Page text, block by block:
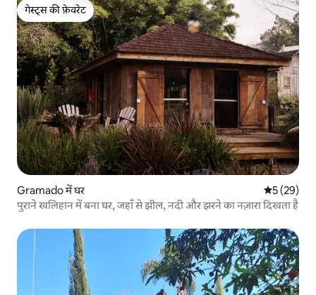
गेस्ट्स की फ़ेवरेट
गेस्ट्स की फ़ेवरेट
Gramado में घर औसत रेटिंग
5 (29)
पुराने खलिहान में बना घर, जहाँ से झील, नदी और झरने का नज़ारा दिखता है